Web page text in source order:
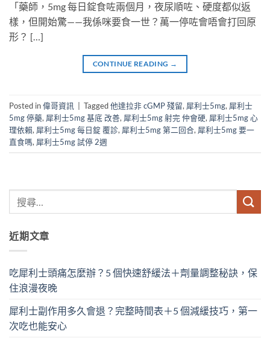
「藥師，5mg 每日錠食咗兩個月，夜尿順咗、硬度都似返
樣，但開始驚——我係咪要食一世？萬一停咗會唔會打回原
形？ […]
CONTINUE READING →
Posted in偉哥資訊 Tagged他達拉非 cGMP 殘留, 犀利士5mg, 犀利士
5mg 停藥, 犀利士5mg 基底 改善, 犀利士5mg 射完 仲會硬, 犀利士5mg 心
理依賴, 犀利士5mg 每日錠 覆診, 犀利士5mg 第二回合, 犀利士5mg 要一
直食嗎, 犀利士5mg 試停 2週
近期文章
吃犀利士頭痛怎麼辦？5 個快速舒緩法＋劑量調整秘訣，保
住浪漫夜晚
犀利士副作用多久會退？完整時間表＋5 個減緩技巧，第一
次吃也能安心